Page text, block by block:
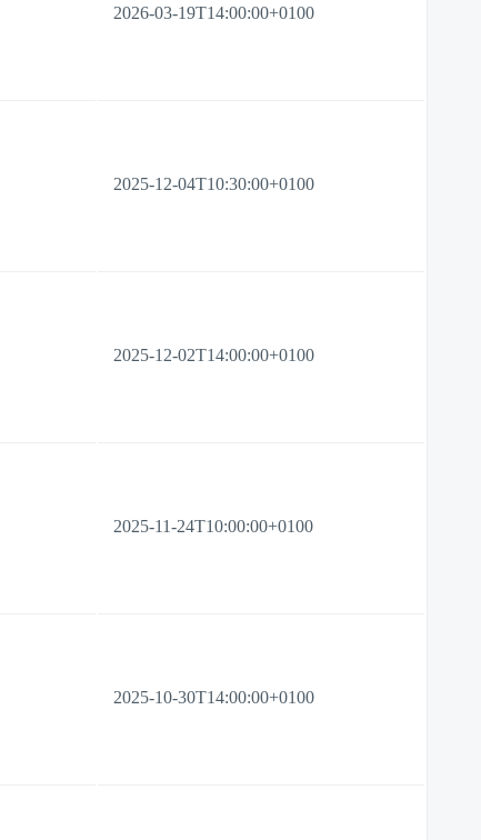
2026-03-19T14:00:00+0100
2025-12-04T10:30:00+0100
2025-12-02T14:00:00+0100
2025-11-24T10:00:00+0100
2025-10-30T14:00:00+0100